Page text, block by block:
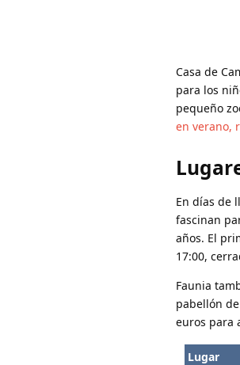
Casa de
para los
pequeño
en verano,
En días de
fascinan
años. El
17:00,
Faunia
pabellón
euros para
Lugar